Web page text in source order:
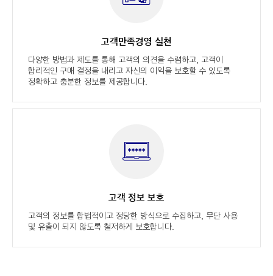
고객만족경영 실천
다양한 방법과 제도를 통해 고객의 의견을 수렴하고, 고객이
합리적인 구매 결정을 내리고 자신의 이익을 보호할 수 있도록
정확하고 충분한 정보를 제공합니다.
고객 정보 보호
고객의 정보를 합법적이고 정당한 방식으로 수집하고, 무단 사용
및 유출이 되지 않도록 철저하게 보호합니다.